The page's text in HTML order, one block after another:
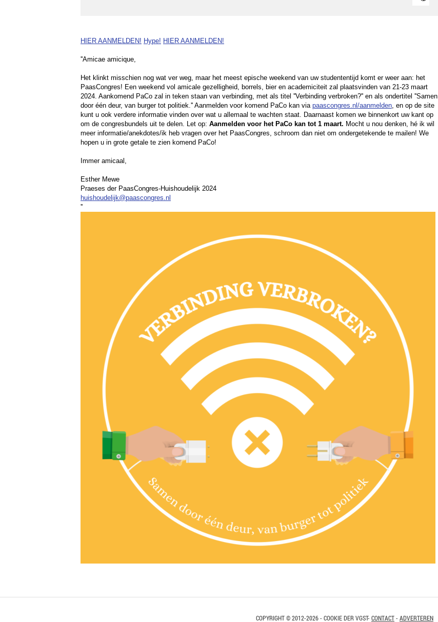
HIER AANMELDEN! Hype! HIER AANMELDEN!
''Amicae amicique,
Het klinkt misschien nog wat ver weg, maar het meest epische weekend van uw studententijd komt er weer aan: het
PaasCongres! Een weekend vol amicale gezelligheid, borrels, bier en academiciteit zal plaatsvinden van 21-23 maart
2024. Aankomend PaCo zal in teken staan van verbinding, met als titel ''Verbinding verbroken?'' en als ondertitel ''Samen
door één deur, van burger tot politiek.'' Aanmelden voor komend PaCo kan via paascongres.nl/aanmelden, en op de site
kunt u ook verdere informatie vinden over wat u allemaal te wachten staat. Daarnaast komen we binnenkort uw kant op
om de congresbundels uit te delen. Let op: Aanmelden voor het PaCo kan tot 1 maart. Mocht u nou denken, hé ik wil
meer informatie/anekdotes/ik heb vragen over het PaasCongres, schroom dan niet om ondergetekende te mailen! We
hopen u in grote getale te zien komend PaCo!
Immer amicaal,
Esther Mewe
Praeses der PaasCongres-Huishoudelijk 2024
huishoudelijk@paascongres.nl
''
COPYRIGHT © 2012-2026 - COOKIE DER VGST- CONTACT- ADVERTEREN